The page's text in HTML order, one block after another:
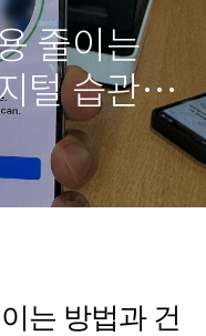
줄이는
털 습관
는 방법과 건